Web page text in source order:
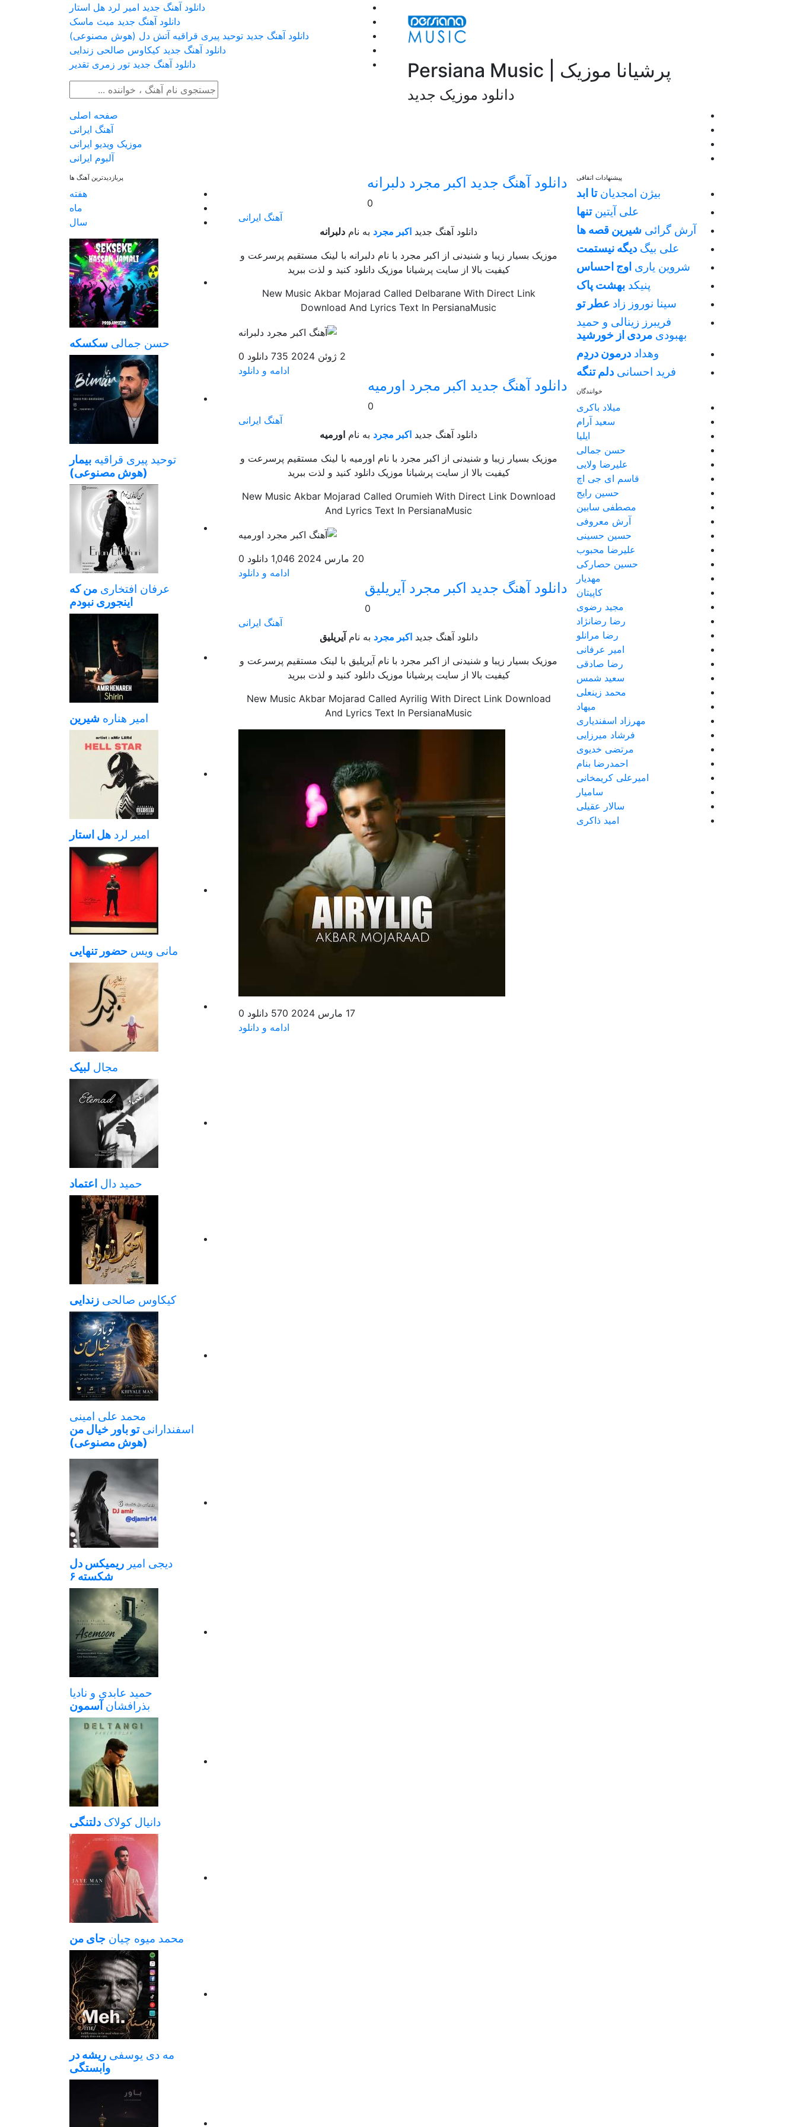
پرشیانا موزیک | Persiana Music
دانلود موزیک جدید
دانلود آهنگ جدید امیر لرد هل استار
دانلود آهنگ جدید میث ماسک
دانلود آهنگ جدید توحید پیری قراقیه آتش دل (هوش مصنوعی)
دانلود آهنگ جدید کیکاوس صالحی زندایی
دانلود آهنگ جدید تور زمری تقدیر
صفحه اصلی
آهنگ ایرانی
موزیک ویدیو ایرانی
آلبوم ایرانی
پیشنهادات اتفاقی
بیژن امجدیانتا ابد
علی آیتینتنها
آرش گرائی شیرین قصه ها
علی بیگ دیگه نیستمت
شروین یاری اوج احساس
پنیکد بهشت پاک
سینا نوروز زاد عطر تو
فریبرز زینالی و حمید
بهبودی مردی از خورشید
وهداد درمون دردِم
فرید احسانی دلم تنگه
خوانندگان
میلاد باکری
سعید آرام
ایلیا
حسن جمالی
علیرضا ولایی
قاسم ای جی اچ
حسین رایج
مصطفی سابین
آرش معروفی
حسین حسینی
علیرضا محبوب
حسین حصارکی
مهدیار
کاپیتان
مجید رضوی
رضا رضانژاد
رضا مرانلو
امیر عرفانی
رضا صادقی
سعید شمس
محمد زینعلی
میهاد
مهرزاد اسفندیاری
فرشاد میرزایی
مرتضی خدیوی
احمدرضا بنام
امیرعلی کریمخانی
سامیار
سالار عقیلی
امید ذاکری
دانلود آهنگ جدید اکبر مجرد دلبرانه
0
آهنگ ایرانی
دانلود آهنگ جدید اکبر مجرد به نام دلبرانه
موزیک بسیار زیبا و شنیدنی از اکبر مجرد با نام دلبرانه با لینک مستقیم پرسرعت و
کیفیت بالا از سایت پرشیانا موزیک دانلود کنید و لذت ببرید
New Music Akbar Mojarad Called Delbarane With Direct Link
Download And Lyrics Text In PersianaMusic
2 ژوئن 2024 735 دانلود
0
ادامه و دانلود
دانلود آهنگ جدید اکبر مجرد اورمیه
0
آهنگ ایرانی
دانلود آهنگ جدید اکبر مجرد به نام اورمیه
موزیک بسیار زیبا و شنیدنی از اکبر مجرد با نام اورمیه با لینک مستقیم پرسرعت و
کیفیت بالا از سایت پرشیانا موزیک دانلود کنید و لذت ببرید
New Music Akbar Mojarad Called Orumieh With Direct Link Download
And Lyrics Text In PersianaMusic
20 مارس 2024 1,046 دانلود
0
ادامه و دانلود
دانلود آهنگ جدید اکبر مجرد آیریلیق
0
آهنگ ایرانی
دانلود آهنگ جدیداکبر مجرد به نامآیریلیق
موزیک بسیار زیبا و شنیدنی از اکبر مجرد با نام آیریلیق با لینک مستقیم پرسرعت و
کیفیت بالا از سایت پرشیانا موزیک دانلود کنید و لذت ببرید
New Music Akbar Mojarad Called Ayrilig With Direct Link Download
And Lyrics Text In PersianaMusic
17 مارس 2024 570 دانلود
0
ادامه و دانلود
پربازدیدترین آهنگ ها
هفته
ماه
سال
حسن جمالی سکسکه
توحید پیری قراقیه بیمار
(هوش مصنوعی)
عرفان افتخاری من که
اینجوری نبودم
امیر هناره شیرین
امیر لرد هل استار
مانی ویس حضور تنهایی
مجال لبیک
حمید دال اعتماد
کیکاوس صالحی زندایی
محمد علی امینی
اسفندارانیتو باور خیال من
(هوش مصنوعی)
دیجی امیر ریمیکس دل
شکسته ۶
حمید عابدی و نادیا
بذرافشان آسمون
دانیال کولاک دلتنگی
محمد میوه چیان جای من
مه دی یوسفی ریشه در
وابستگی